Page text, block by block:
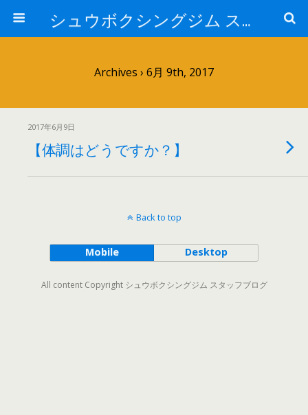
シュウボクシングジム スタッフブログ
Archives › 6月 9th, 2017
2017年6月9日
【体調はどうですか？】
Back to top
Mobile Desktop
All content Copyright シュウボクシングジム スタッフブログ